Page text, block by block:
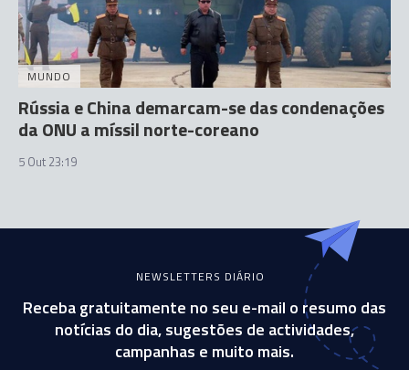
MUNDO
Rússia e China demarcam-se das condenações
da ONU a míssil norte-coreano
5 Out 23:19
NEWSLETTERS DIÁRIO
Receba gratuitamente no seu e-mail o resumo das
notícias do dia, sugestões de actividades,
campanhas e muito mais.